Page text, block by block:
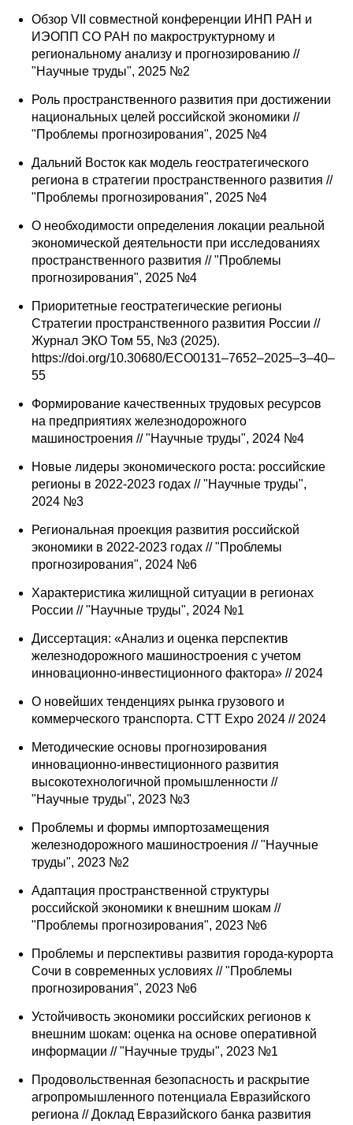
Обзор VII совместной конференции ИНП РАН и
ИЭОПП СО РАН по макроструктурному и
региональному анализу и прогнозированию //
"Научные труды", 2025 №2
Роль пространственного развития при достижении
национальных целей российской экономики //
"Проблемы прогнозирования", 2025 №4
Дальний Восток как модель геостратегического
региона в стратегии пространственного развития //
"Проблемы прогнозирования", 2025 №4
О необходимости определения локации реальной
экономической деятельности при исследованиях
пространственного развития // "Проблемы
прогнозирования", 2025 №4
Приоритетные геостратегические регионы
Стратегии пространственного развития России //
Журнал ЭКО Том 55, №3 (2025).
https://doi.org/10.30680/ECO0131–7652–2025–3–40–
55
Формирование качественных трудовых ресурсов
на предприятиях железнодорожного
машиностроения // "Научные труды", 2024 №4
Новые лидеры экономического роста: российские
регионы в 2022-2023 годах // "Научные труды",
2024 №3
Региональная проекция развития российской
экономики в 2022-2023 годах // "Проблемы
прогнозирования", 2024 №6
Характеристика жилищной ситуации в регионах
России // "Научные труды", 2024 №1
Диссертация: «Анализ и оценка перспектив
железнодорожного машиностроения с учетом
инновационно-инвестиционного фактора» // 2024
О новейших тенденциях рынка грузового и
коммерческого транспорта. СTT Expo 2024 // 2024
Методические основы прогнозирования
инновационно-инвестиционного развития
высокотехнологичной промышленности //
"Научные труды", 2023 №3
Проблемы и формы импортозамещения
железнодорожного машиностроения // "Научные
труды", 2023 №2
Адаптация пространственной структуры
российской экономики к внешним шокам //
"Проблемы прогнозирования", 2023 №6
Проблемы и перспективы развития города-курорта
Сочи в современных условиях // "Проблемы
прогнозирования", 2023 №6
Устойчивость экономики российских регионов к
внешним шокам: оценка на основе оперативной
информации // "Научные труды", 2023 №1
Продовольственная безопасность и раскрытие
агропромышленного потенциала Евразийского
региона // Доклад Евразийского банка развития